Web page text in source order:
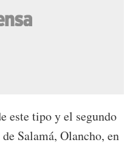
este tipo y el segundo
Salamá, Olancho, en